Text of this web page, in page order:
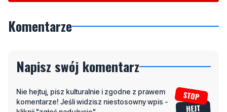
Napisz swój komentarz
komentarze! Jeśli widzisz niestosowny wpis -
kliknij "zgłoś nadużycie".
Imię / Podpis